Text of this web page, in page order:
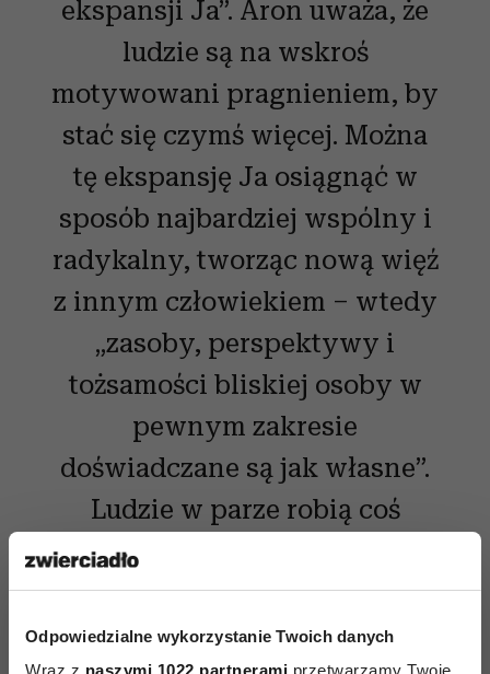
Odpowiedzialne wykorzystanie Twoich danych
Wraz z naszymi 1022 partnerami przetwarzamy Twoje
ekspansji Ja”. Aron uważa, że
ludzie są na wskroś
motywowani pragnieniem, by
stać się czymś więcej. Można
tę ekspansję Ja osiągnąć w
sposób najbardziej wspólny i
radykalny, tworząc nową więź
z innym człowiekiem – wtedy
„zasoby, perspektywy i
tożsamości bliskiej osoby w
pewnym zakresie
doświadczane są jak własne”.
Ludzie w parze robią coś
więcej, niż tylko się poznają
czy zakochują. Oni się
absorbują.